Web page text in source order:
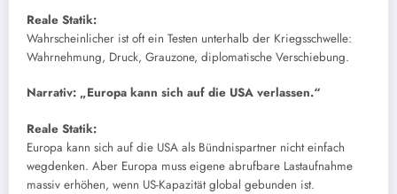
Reale Statik:
Wahrscheinlicher ist oft ein Testen unterhalb der Kriegsschwelle:
Wahrnehmung, Druck, Grauzone, diplomatische Verschiebung.
Narrativ: „Europa kann sich auf die USA verlassen.“
Reale Statik:
Europa kann sich auf die USA als Bündnispartner nicht einfach
wegdenken. Aber Europa muss eigene abrufbare Lastaufnahme
massiv erhöhen, wenn US-Kapazität global gebunden ist.